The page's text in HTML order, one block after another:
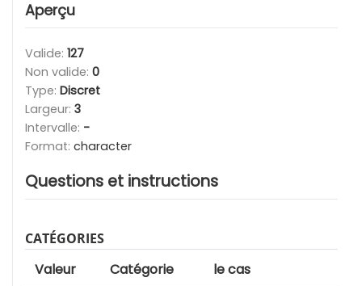
Aperçu
Valide: 127
Non valide: 0
Type: Discret
Largeur: 3
Intervalle: -
Format: character
Questions et instructions
CATÉGORIES
Valeur Catégorie le cas